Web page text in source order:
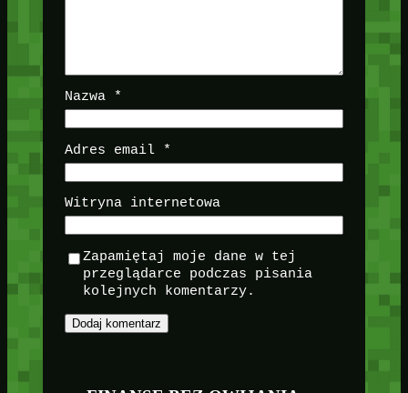
Nazwa *
Adres email *
Witryna internetowa
Zapamiętaj moje dane w tej
przeglądarce podczas pisania
kolejnych komentarzy.